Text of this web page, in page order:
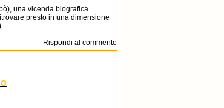
una vicenda biografica
presto in una dimensione
Rispondi al commento